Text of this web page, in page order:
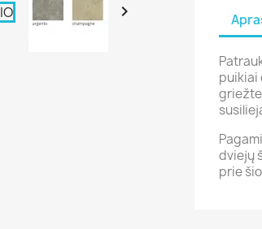

puikiai
dviejų
prie